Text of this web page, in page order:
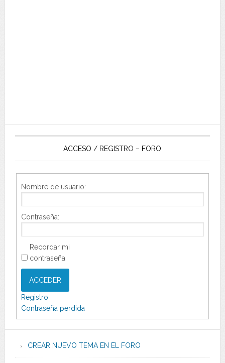
ACCESO / REGISTRO – FORO
Nombre de usuario:
Contraseña:
Recordar mi
contraseña
ACCEDER
Registro
Contraseña perdida
CREAR NUEVO TEMA EN EL FORO